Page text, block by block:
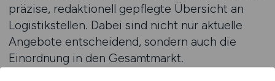
präzise, redaktionell gepflegte Übersicht an
Logistikstellen. Dabei sind nicht nur aktuelle
Angebote entscheidend, sondern auch die
Einordnung in den Gesamtmarkt.